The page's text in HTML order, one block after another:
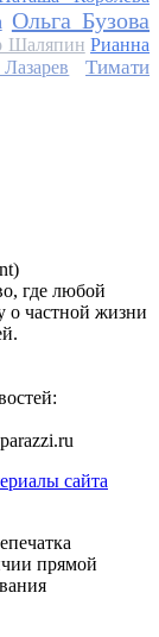
Ольга Бузова
Шаляпин Рианна
Тимати
где любой
о частной жизни
сайта
прямой